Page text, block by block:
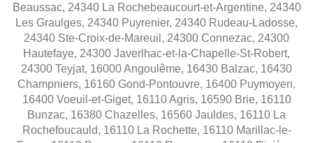
Beaussac, 24340 La Rochebeaucourt-et-Argentine, 24340
Les Graulges, 24340 Puyrenier, 24340 Rudeau-Ladosse,
24340 Ste-Croix-de-Mareuil, 24300 Connezac, 24300
Hautefaye, 24300 Javerlhac-et-la-Chapelle-St-Robert,
24300 Teyjat, 16000 Angoulême, 16430 Balzac, 16430
Champniers, 16160 Gond-Pontouvre, 16400 Puymoyen,
16400 Voeuil-et-Giget, 16110 Agris, 16590 Brie, 16110
Bunzac, 16380 Chazelles, 16560 Jauldes, 16110 La
Rochefoucauld, 16110 La Rochette, 16110 Marillac-le-